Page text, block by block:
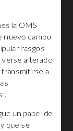
la OMS
nuevo campo
rasgos
verse alterado
a
un papel de
que se